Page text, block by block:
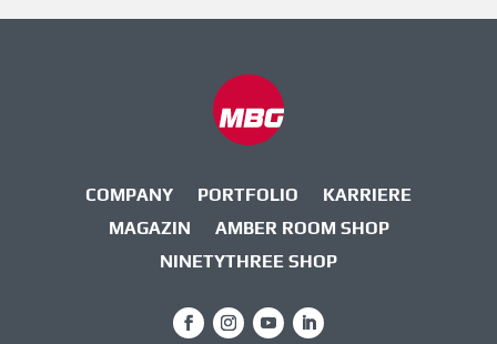
COMPANY PORTFOLIO
KARRIERE
MAGAZIN
AMBER ROOM SHOP
NINETYTHREE SHOP